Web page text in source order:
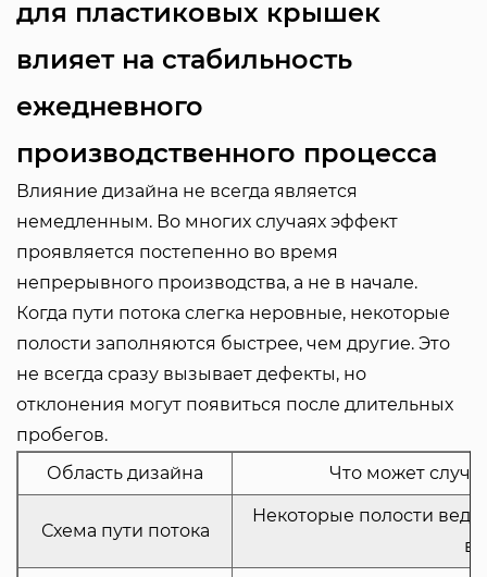
для пластиковых крышек
влияет на стабильность
ежедневного
производственного процесса
Влияние дизайна не всегда является
немедленным. Во многих случаях эффект
проявляется постепенно во время
непрерывного производства, а не в начале.
Когда пути потока слегка неровные, некоторые
полости заполняются быстрее, чем другие. Это
не всегда сразу вызывает дефекты, но
отклонения могут появиться после длительных
пробегов.
Область дизайна
Что может
Схема пути потока
Некоторые полости